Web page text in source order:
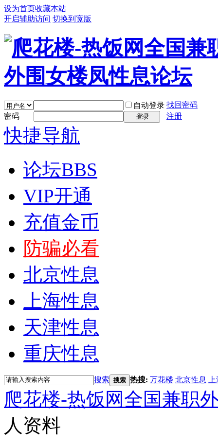
设为首页收藏本站
开启辅助访问 切换到宽版
自动登录 找回密码
密码
登录 注册
快捷导航
论坛BBS
VIP开通
充值金币
防骗必看
北京性息
上海性息
天津性息
重庆性息
搜索 搜索 热搜: 万花楼 北京性息
爬花楼-热饭网全国兼职
人资料